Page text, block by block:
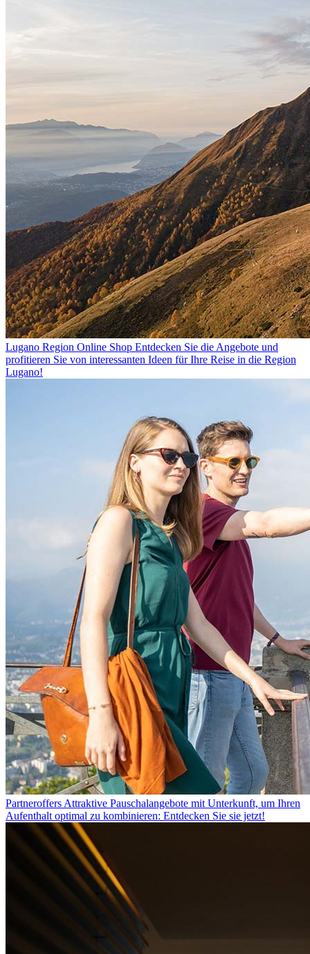
Lugano Region Online Shop Entdecken Sie die Angebote und
profitieren Sie von interessanten Ideen für Ihre Reise in die Region
Lugano!
Partneroffers Attraktive Pauschalangebote mit Unterkunft, um Ihren
Aufenthalt optimal zu kombinieren: Entdecken Sie sie jetzt!